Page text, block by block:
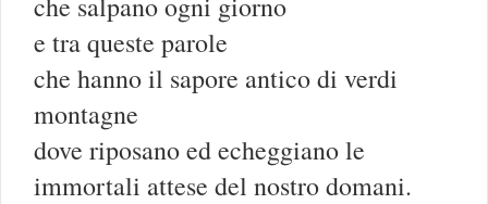
e tra queste parole
che hanno il sapore antico di verdi
montagne
dove riposano ed echeggiano le
immortali attese del nostro domani.